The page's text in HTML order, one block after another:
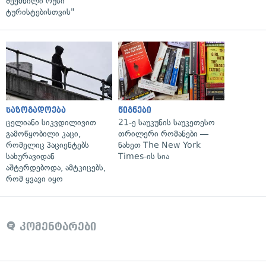
ტურისტებისთვის"
საზოგადოება
ცელიანი სიკვდილივით
გამოწყობილი კაცი,
რომელიც პაციენტებს
სახურავიდან
აშტერდებოდა, ამტკიცებს,
რომ ყვავი იყო
წიგნები
21-ე საუკუნის საუკეთესო
თრილერი რომანები —
ნახეთ The New York
Times-ის სია
კომენტარები